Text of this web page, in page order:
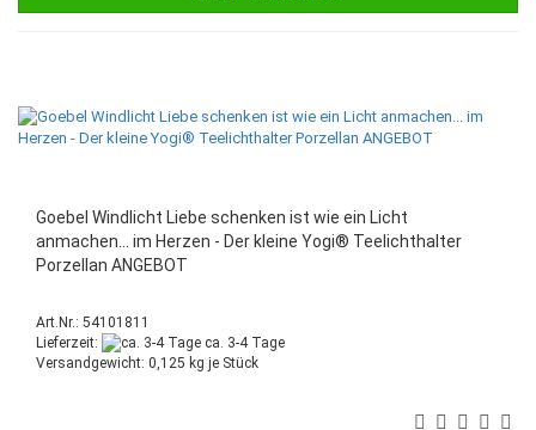
Goebel Windlicht Liebe schenken ist wie ein Licht
anmachen... im Herzen - Der kleine Yogi® Teelichthalter
Porzellan ANGEBOT
Art.Nr.: 54101811
Lieferzeit:
ca. 3-4 Tage
Versandgewicht: 0,125 kg je Stück